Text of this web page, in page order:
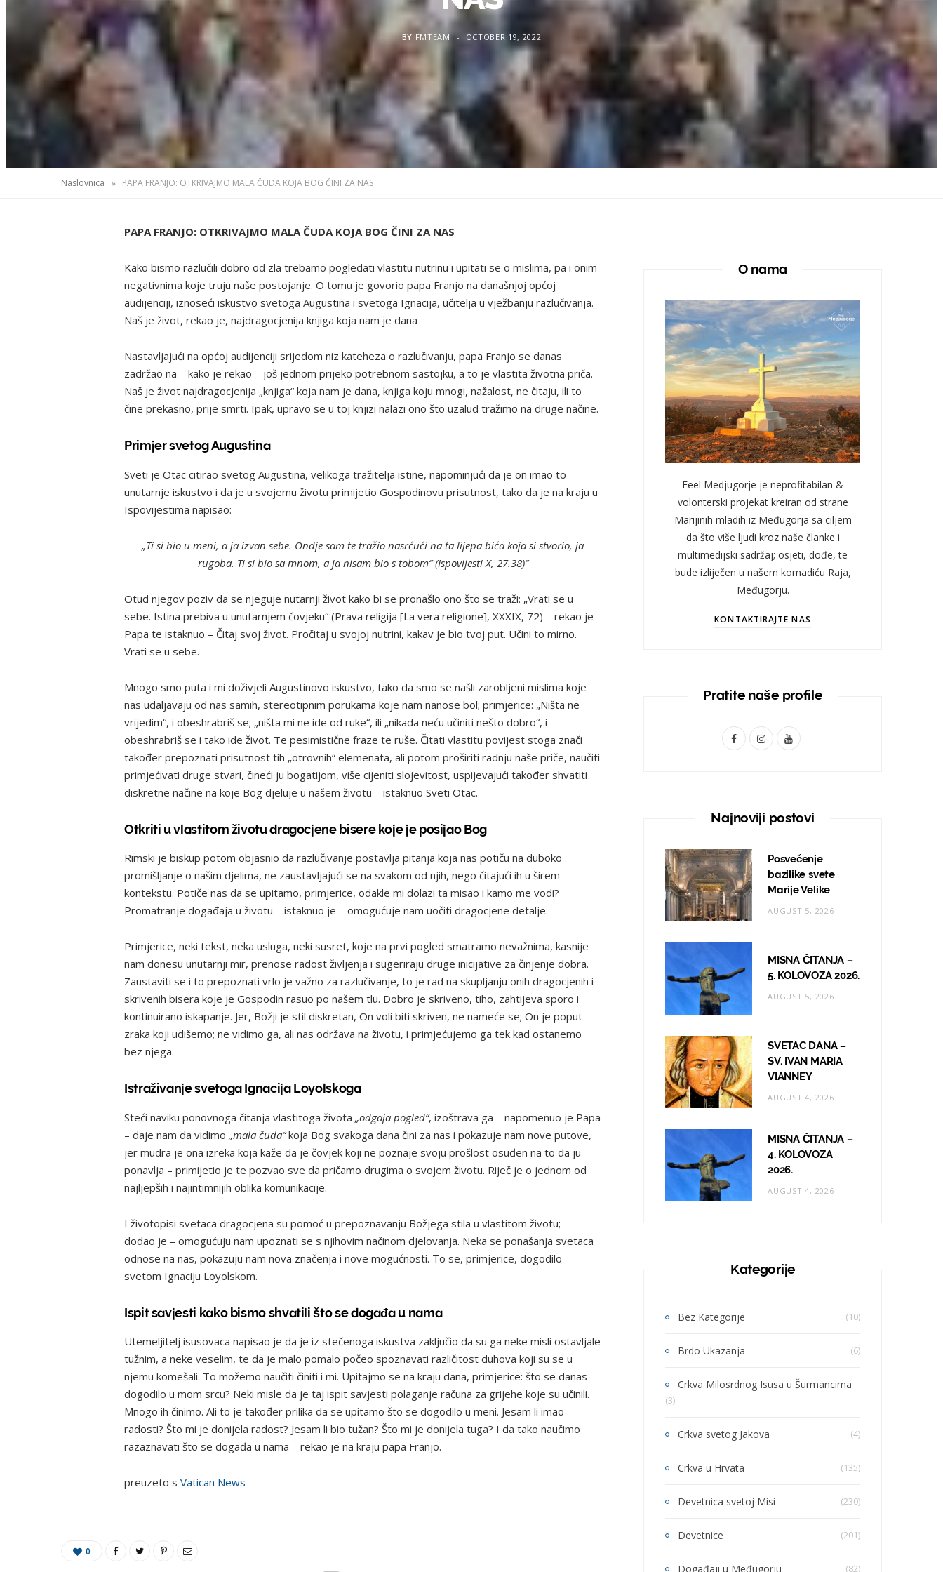
BY FMTEAM OCTOBER 19, 2022
Naslovnica » PAPA FRANJO: OTKRIVAJMO MALA ČUDA KOJA BOG ČINI ZA NAS
PAPA FRANJO: OTKRIVAJMO MALA ČUDA KOJA BOG ČINI ZA NAS
Kako bismo razlučili dobro od zla trebamo pogledati vlastitu nutrinu i upitati se o mislima, pa i onim
negativnima koje truju naše postojanje. O tomu je govorio papa Franjo na današnjoj općoj
audijenciji, iznoseći iskustvo svetoga Augustina i svetoga Ignacija, učiteljā u vježbanju razlučivanja.
Naš je život, rekao je, najdragocjenija knjiga koja nam je dana
Nastavljajući na općoj audijenciji srijedom niz kateheza o razlučivanju, papa Franjo se danas
zadržao na – kako je rekao – još jednom prijeko potrebnom sastojku, a to je vlastita životna priča.
Naš je život najdragocjenija „knjiga“ koja nam je dana, knjiga koju mnogi, nažalost, ne čitaju, ili to
čine prekasno, prije smrti. Ipak, upravo se u toj knjizi nalazi ono što uzalud tražimo na druge načine.
Primjer svetog Augustina
Sveti je Otac citirao svetog Augustina, velikoga tražitelja istine, napominjući da je on imao to
unutarnje iskustvo i da je u svojemu životu primijetio Gospodinovu prisutnost, tako da je na kraju u
Ispovijestima napisao:
„Ti si bio u meni, a ja izvan sebe. Ondje sam te tražio nasrćući na ta lijepa bića koja si stvorio, ja
rugoba. Ti si bio sa mnom, a ja nisam bio s tobom“ (Ispovijesti X, 27.38)“
Otud njegov poziv da se njeguje nutarnji život kako bi se pronašlo ono što se traži: „Vrati se u
sebe. Istina prebiva u unutarnjem čovjeku“ (Prava religija [La vera religione], XXXIX, 72) – rekao je
Papa te istaknuo – Čitaj svoj život. Pročitaj u svojoj nutrini, kakav je bio tvoj put. Učini to mirno.
Vrati se u sebe.
Mnogo smo puta i mi doživjeli Augustinovo iskustvo, tako da smo se našli zarobljeni mislima koje
nas udaljavaju od nas samih, stereotipnim porukama koje nam nanose bol; primjerice: „Ništa ne
vrijedim“, i obeshrabriš se; „ništa mi ne ide od ruke“, ili „nikada neću učiniti nešto dobro“, i
obeshrabriš se i tako ide život. Te pesimistične fraze te ruše. Čitati vlastitu povijest stoga znači
također prepoznati prisutnost tih „otrovnih“ elemenata, ali potom proširiti radnju naše priče, naučiti
primjećivati druge stvari, čineći ju bogatijom, više cijeniti slojevitost, uspijevajući također shvatiti
diskretne načine na koje Bog djeluje u našem životu – istaknuo Sveti Otac.
Otkriti u vlastitom životu dragocjene bisere koje je posijao Bog
Rimski je biskup potom objasnio da razlučivanje postavlja pitanja koja nas potiču na duboko
promišljanje o našim djelima, ne zaustavljajući se na svakom od njih, nego čitajući ih u širem
kontekstu. Potiče nas da se upitamo, primjerice, odakle mi dolazi ta misao i kamo me vodi?
Promatranje događaja u životu – istaknuo je – omogućuje nam uočiti dragocjene detalje.
Primjerice, neki tekst, neka usluga, neki susret, koje na prvi pogled smatramo nevažnima, kasnije
nam donesu unutarnji mir, prenose radost življenja i sugeriraju druge inicijative za činjenje dobra.
Zaustaviti se i to prepoznati vrlo je važno za razlučivanje, to je rad na skupljanju onih dragocjenih i
skrivenih bisera koje je Gospodin rasuo po našem tlu. Dobro je skriveno, tiho, zahtijeva sporo i
kontinuirano iskapanje. Jer, Božji je stil diskretan, On voli biti skriven, ne nameće se; On je poput
zraka koji udišemo; ne vidimo ga, ali nas održava na životu, i primjećujemo ga tek kad ostanemo
bez njega.
Istraživanje svetoga Ignacija Loyolskoga
Steći naviku ponovnoga čitanja vlastitoga života „odgaja pogled“, izoštrava ga – napomenuo je Papa
– daje nam da vidimo „mala čuda“koja Bog svakoga dana čini za nas i pokazuje nam nove putove,
jer mudra je ona izreka koja kaže da je čovjek koji ne poznaje svoju prošlost osuđen na to da ju
ponavlja – primijetio je te pozvao sve da pričamo drugima o svojem životu. Riječ je o jednom od
najljepših i najintimnijih oblika komunikacije.
I životopisi svetaca dragocjena su pomoć u prepoznavanju Božjega stila u vlastitom životu; –
dodao je – omogućuju nam upoznati se s njihovim načinom djelovanja. Neka se ponašanja svetaca
odnose na nas, pokazuju nam nova značenja i nove mogućnosti. To se, primjerice, dogodilo
svetom Ignaciju Loyolskom.
Ispit savjesti kako bismo shvatili što se događa u nama
Utemeljitelj isusovaca napisao je da je iz stečenoga iskustva zaključio da su ga neke misli ostavljale
tužnim, a neke veselim, te da je malo pomalo počeo spoznavati različitost duhova koji su se u
njemu komešali. To možemo naučiti činiti i mi. Upitajmo se na kraju dana, primjerice: što se danas
dogodilo u mom srcu? Neki misle da je taj ispit savjesti polaganje računa za grijehe koje su učinili.
Mnogo ih činimo. Ali to je također prilika da se upitamo što se dogodilo u meni. Jesam li imao
radosti? Što mi je donijela radost? Jesam li bio tužan? Što mi je donijela tuga? I da tako naučimo
razaznavati što se događa u nama – rekao je na kraju papa Franjo.
preuzeto s Vatican News
0
O nama
Feel Medjugorje je neprofitabilan &
volonterski projekat kreiran od strane
Marijinih mladih iz Međugorja sa ciljem
da što više ljudi kroz naše članke i
multimedijski sadržaj; osjeti, dođe, te
bude izliječen u našem komadiću Raja,
Međugorju.
KONTAKTIRAJTE NAS
Pratite naše profile
F
o
o
k
I
t
g
a
Y
T
b
e
Najnoviji postovi
Posvećenje
bazilike svete
Marije Velike
AUGUST 5, 2026
MISNA ČITANJA –
5. KOLOVOZA 2026.
AUGUST 5, 2026
SVETAC DANA –
SV. IVAN MARIA
VIANNEY
AUGUST 4, 2026
MISNA ČITANJA –
4. KOLOVOZA
2026.
AUGUST 4, 2026
Kategorije
Bez Kategorije (10)
Brdo Ukazanja (6)
Crkva Milosrdnog Isusa u Šurmancima
(3)
Crkva svetog Jakova (4)
Crkva u Hrvata (135)
Devetnica svetoj Misi (230)
Devetnice (201)
Događaji u Međugorju (82)